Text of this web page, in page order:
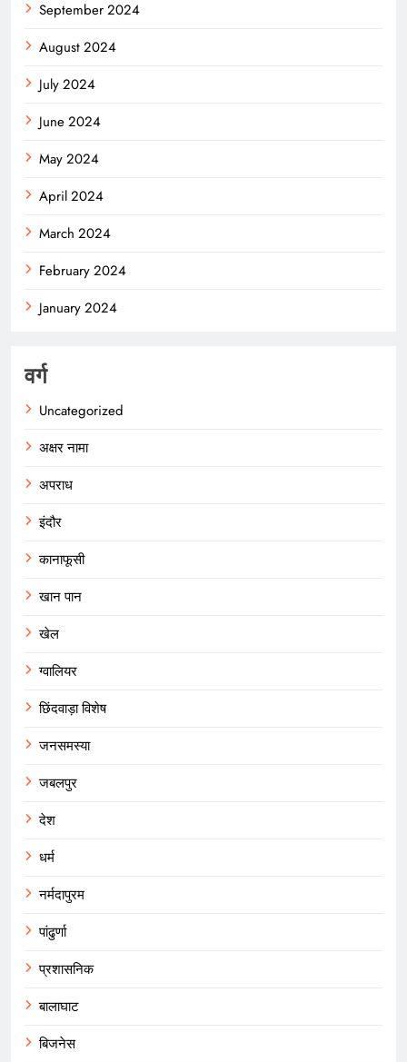
September 2024
August 2024
July 2024
June 2024
May 2024
April 2024
March 2024
February 2024
January 2024
वर्ग
Uncategorized
अक्षर नामा
अपराध
इंदौर
कानाफूसी
खान पान
खेल
ग्वालियर
छिंदवाड़ा विशेष
जनसमस्या
जबलपुर
देश
धर्म
नर्मदापुरम
पांढुर्णा
प्रशासनिक
बालाघाट
बिजनेस